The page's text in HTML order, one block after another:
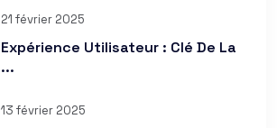
21 février 2025
Expérience Utilisateur : Clé De La
...
13 février 2025